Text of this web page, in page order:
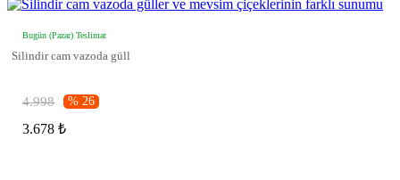
Bugün (Pazar) Teslimat
Silindir cam vazoda güll
4.998 % 26
3.678 ₺